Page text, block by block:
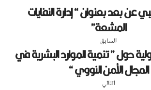
عن بعد بعنوان “ إدارة النفايات
المشعة”
السابق
حول ” تنمية الموارد البشرية في
المجال الأمن النووي “
التالي